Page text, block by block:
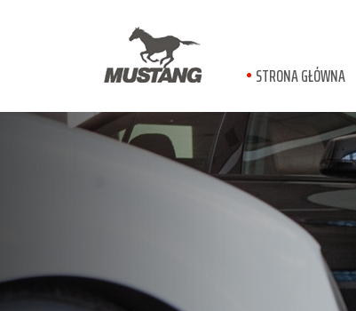
STRONA GŁÓWNA